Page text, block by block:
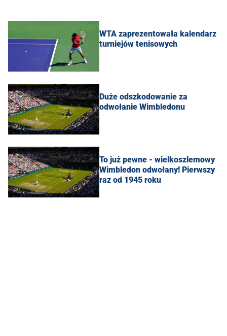
WTA zaprezentowała kalendarz
turniejów tenisowych
Duże odszkodowanie za
odwołanie Wimbledonu
To już pewne - wielkoszlemowy
Wimbledon odwołany! Pierwszy
raz od 1945 roku